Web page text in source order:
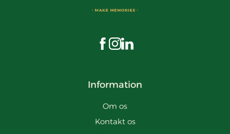
Besøg os på Facebook
Besøg os på Instagram
Besøg os på LinkedIn
Information
Om os
Kontakt os